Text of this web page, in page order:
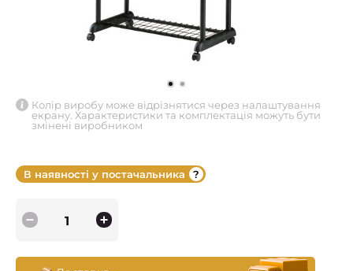
Колір виробу може відрізнятися через налаштування
екрану. Характеристики та комплектація можуть бути
змінені виробником
В наявності у постачальника